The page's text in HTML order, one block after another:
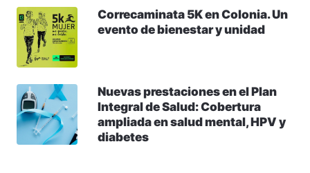
Correcaminata 5K en Colonia. Un
evento de bienestar y unidad
Nuevas prestaciones en el Plan
Integral de Salud: Cobertura
ampliada en salud mental, HPV y
diabetes